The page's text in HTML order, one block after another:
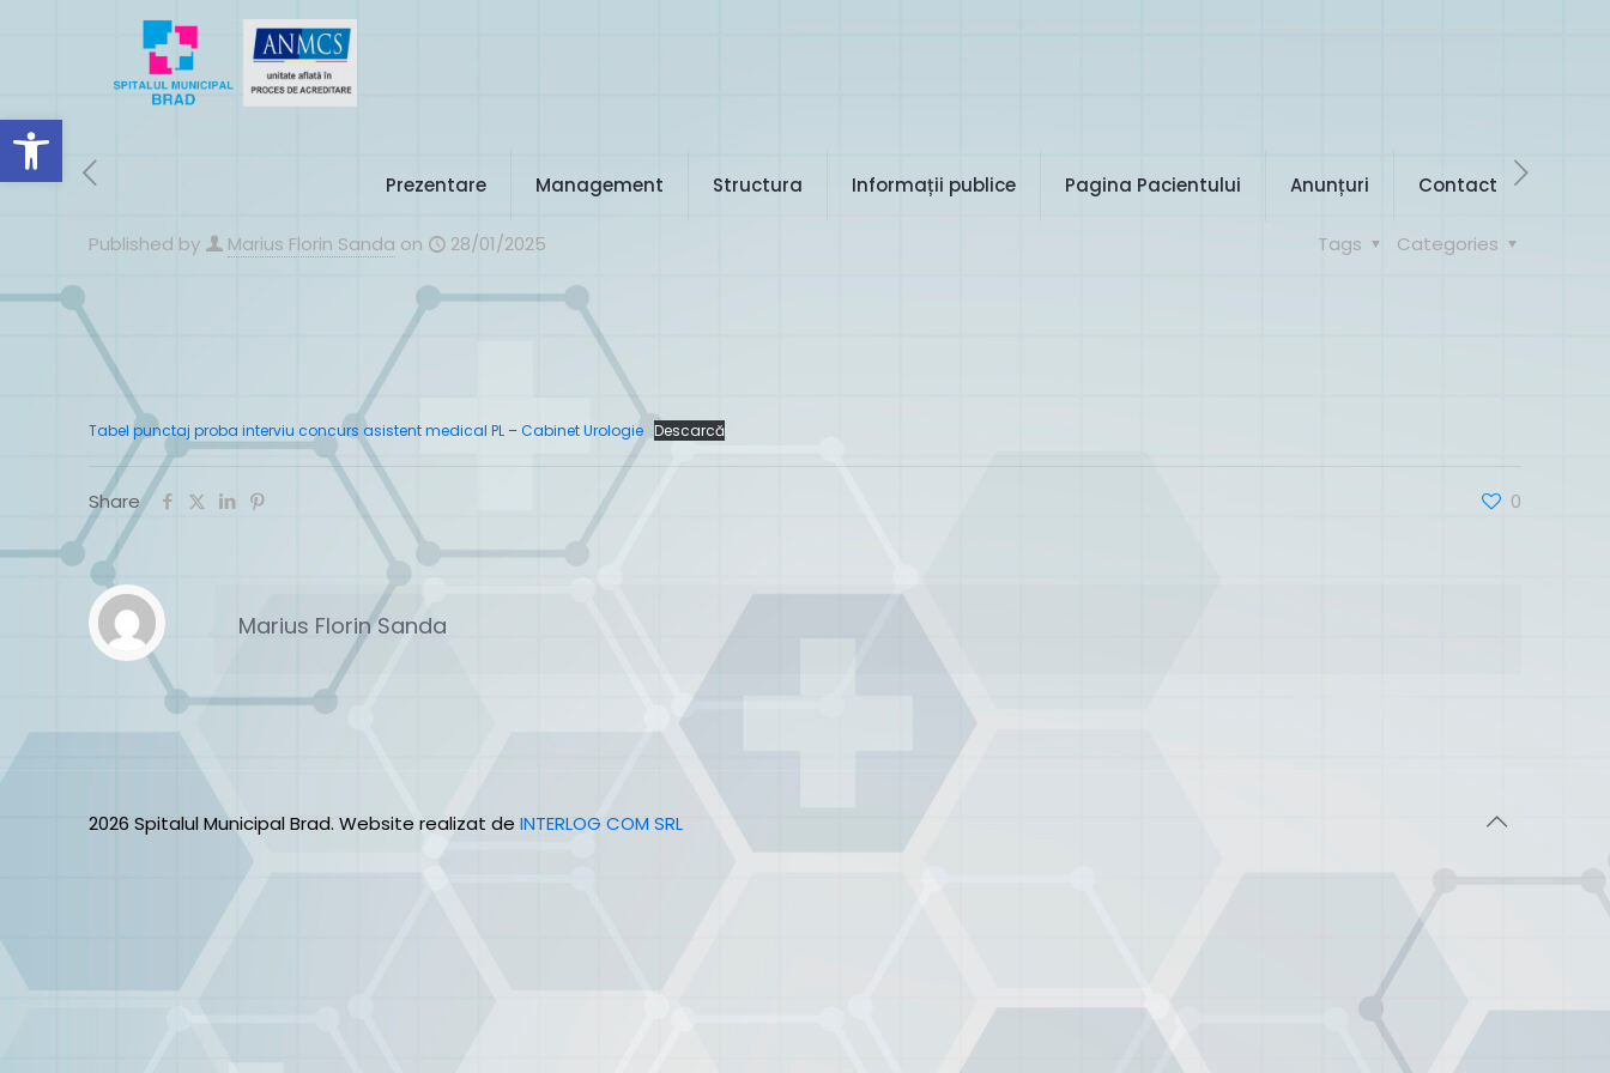
Deschide bara de unelte
Prezentare Management Structura Informații publice Pagina Pacientului Anunțuri Contact
Published by Marius Florin Sanda on 28/01/2025 Categories
Tags
Tabel punctaj proba interviu concurs asistent medical PL – Cabinet Urologie Descarcă
Share 0
Marius Florin Sanda
2026 Spitalul Municipal Brad. Website realizat de INTERLOG COM SRL